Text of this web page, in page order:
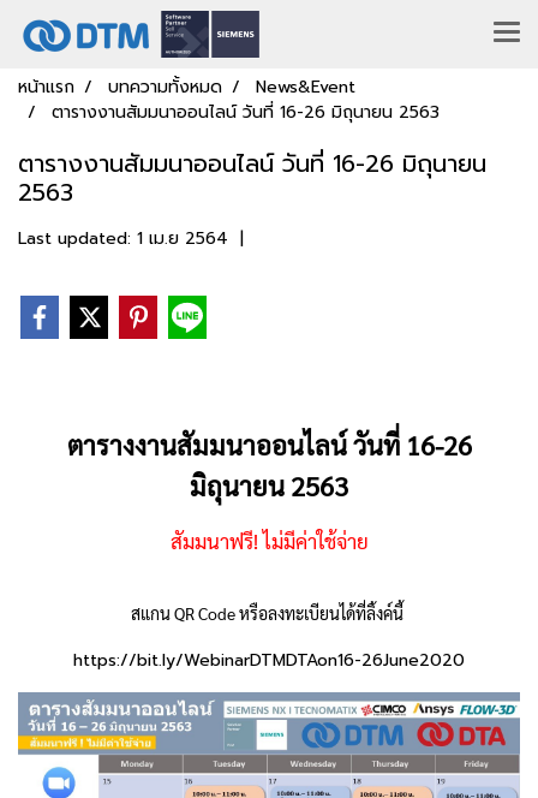
หน้าแรก บทความทั้งหมด
News&Event
ตารางงานสัมมนาออนไลน์ วันที่ 16-26 มิถุนายน 2563
ตารางงานสัมมนาออนไลน์ วันที่ 16-26 มิถุนายน
2563
Last updated: 1 เม.ย 2564 |
ตารางงานสัมมนาออนไลน์ วันที่ 16-26
มิถุนายน 2563
สัมมนาฟรี! ไม่มีค่าใช้จ่าย
สแกน QR Code หรือลงทะเบียนได้ที่ลิ้งค์นี้
https://bit.ly/WebinarDTMDTAon16-26June2020